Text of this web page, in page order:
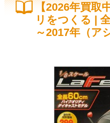
【2026年買取
リをつくる |
～2017年（ア